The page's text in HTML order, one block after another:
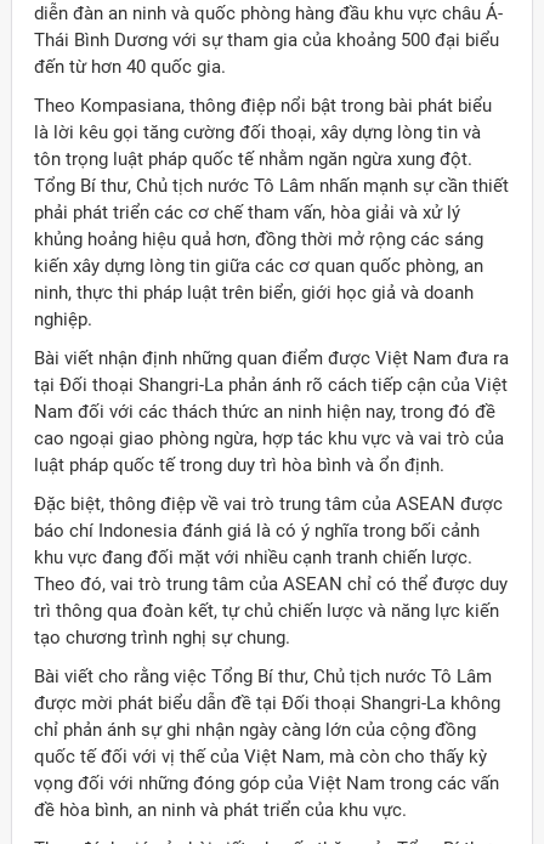
diễn đàn an ninh và quốc phòng hàng đầu khu vực châu Á-
Thái Bình Dương với sự tham gia của khoảng 500 đại biểu
đến từ hơn 40 quốc gia.
Theo Kompasiana, thông điệp nổi bật trong bài phát biểu
là lời kêu gọi tăng cường đối thoại, xây dựng lòng tin và
tôn trọng luật pháp quốc tế nhằm ngăn ngừa xung đột.
Tổng Bí thư, Chủ tịch nước Tô Lâm nhấn mạnh sự cần thiết
phải phát triển các cơ chế tham vấn, hòa giải và xử lý
khủng hoảng hiệu quả hơn, đồng thời mở rộng các sáng
kiến xây dựng lòng tin giữa các cơ quan quốc phòng, an
ninh, thực thi pháp luật trên biển, giới học giả và doanh
nghiệp.
Bài viết nhận định những quan điểm được Việt Nam đưa ra
tại Đối thoại Shangri-La phản ánh rõ cách tiếp cận của Việt
Nam đối với các thách thức an ninh hiện nay, trong đó đề
cao ngoại giao phòng ngừa, hợp tác khu vực và vai trò của
luật pháp quốc tế trong duy trì hòa bình và ổn định.
Đặc biệt, thông điệp về vai trò trung tâm của ASEAN được
báo chí Indonesia đánh giá là có ý nghĩa trong bối cảnh
khu vực đang đối mặt với nhiều cạnh tranh chiến lược.
Theo đó, vai trò trung tâm của ASEAN chỉ có thể được duy
trì thông qua đoàn kết, tự chủ chiến lược và năng lực kiến
tạo chương trình nghị sự chung.
Bài viết cho rằng việc Tổng Bí thư, Chủ tịch nước Tô Lâm
được mời phát biểu dẫn đề tại Đối thoại Shangri-La không
chỉ phản ánh sự ghi nhận ngày càng lớn của cộng đồng
quốc tế đối với vị thế của Việt Nam, mà còn cho thấy kỳ
vọng đối với những đóng góp của Việt Nam trong các vấn
đề hòa bình, an ninh và phát triển của khu vực.